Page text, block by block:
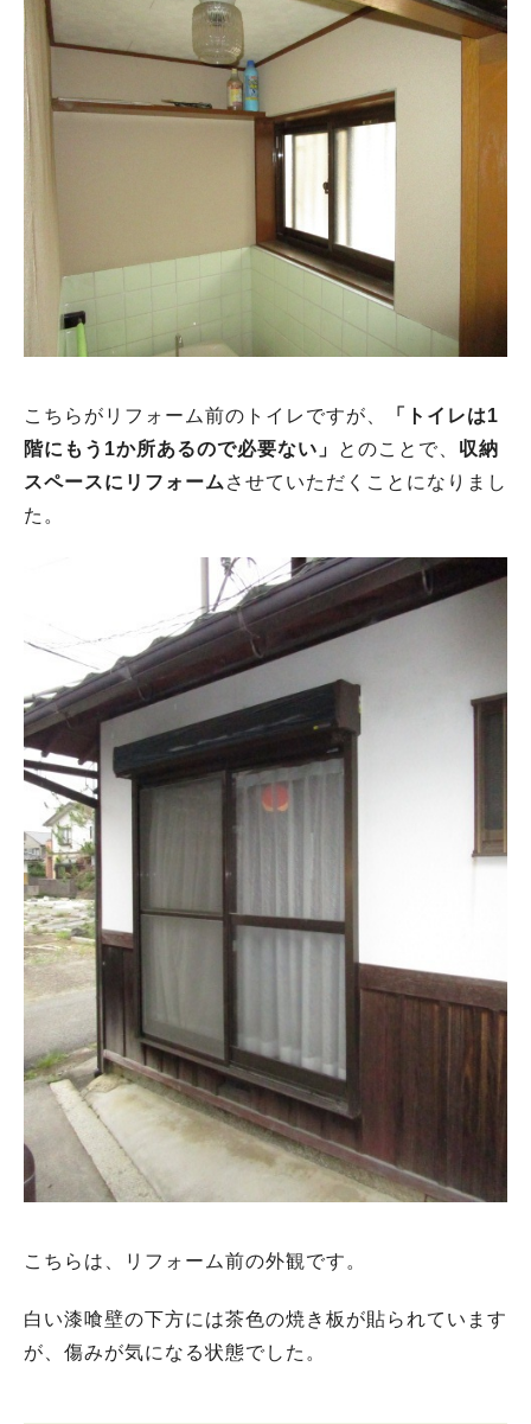
こちらがリフォーム前のトイレですが、
「トイレは1
階にもう1か所あるので必要ない」
とのことで、 収納
スペースにリフォームさせていただくことになりまし
た。
こちらは、リフォーム前の外観です。
白い漆喰壁の下方には茶色の焼き板が貼られています
が、傷みが気になる状態でした。